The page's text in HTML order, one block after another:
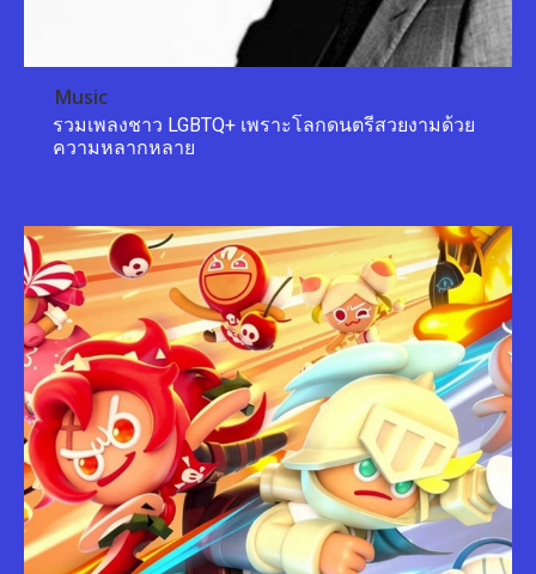
Music
รวมเพลงชาว LGBTQ+ เพราะโลกดนตรีสวยงามด้วย
ความหลากหลาย